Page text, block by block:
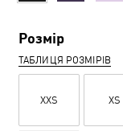
Розмір
ТАБЛИЦЯ РОЗМІРІВ
XXS XS